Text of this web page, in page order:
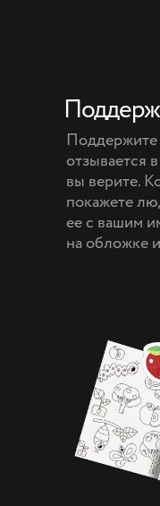
Поддержите
отзывается
вы верите.
покажете
ее с вашим
на обложке